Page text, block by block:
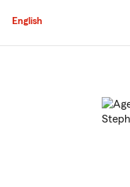
English